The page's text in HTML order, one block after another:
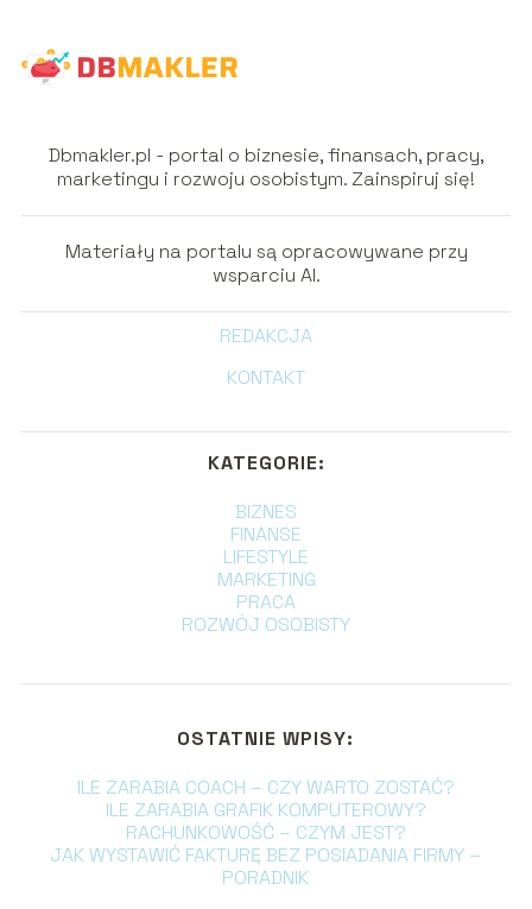
Dbmakler.pl - portal o biznesie, finansach, pracy,
marketingu i rozwoju osobistym. Zainspiruj się!
Materiały na portalu są opracowywane przy
wsparciu AI.
REDAKCJA
KONTAKT
KATEGORIE:
BIZNES
FINANSE
LIFESTYLE
MARKETING
PRACA
ROZWÓJ OSOBISTY
OSTATNIE WPISY:
ILE ZARABIA COACH – CZY WARTO ZOSTAĆ?
ILE ZARABIA GRAFIK KOMPUTEROWY?
RACHUNKOWOŚĆ – CZYM JEST?
JAK WYSTAWIĆ FAKTURĘ BEZ POSIADANIA FIRMY –
PORADNIK